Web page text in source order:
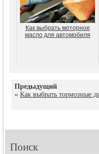
Как выбрать моторное
масло для автомобиля
Предыдущий
« Как выбрать тормозные
Поиск